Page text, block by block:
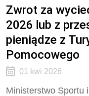
Zwrot za
2026 lub z
pieniądze z
Pomocowego
01 kwi 2026
Ministerstwo Sportu